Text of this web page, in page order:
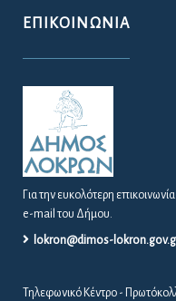
ΕΠΙΚΟΙΝΩΝΊΑ
Για την ευκολότερη
e-mail του Δήμου.
lokron@dimos-
Τηλεφωνικό Κέντρο -